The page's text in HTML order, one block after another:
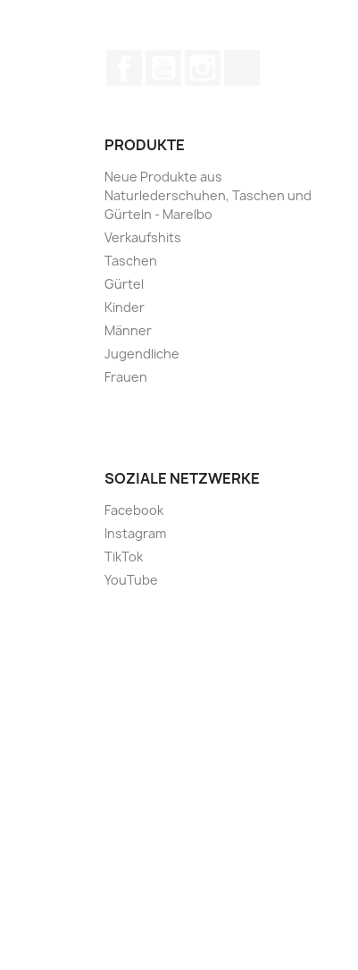
PRODUKTE
Neue Produkte aus
Naturlederschuhen, Taschen und
Gürteln - Marelbo
Verkaufshits
Taschen
Gürtel
Kinder
Männer
Jugendliche
Frauen
SOZIALE NETZWERKE
Facebook
Instagram
TikTok
YouTube